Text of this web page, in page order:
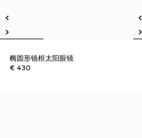
椭圆形镜框太阳眼镜
€ 430